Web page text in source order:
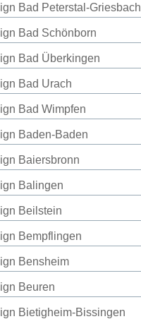
Bad Peterstal-Griesbach
Bad Schönborn
Bad Überkingen
Bad Urach
Bad Wimpfen
Baden-Baden
Baiersbronn
Balingen
Beilstein
Bempflingen
Bensheim
Beuren
Bietigheim-Bissingen